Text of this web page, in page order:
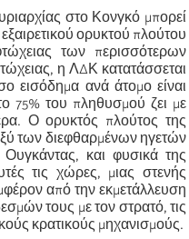
στο Κονγκό μπορεί
ορυκτού πλούτου
των περισσότερων
η ΛΔΚ κατατάσσεται
εισόδημα ανά άτομο είναι
75% του πληθυσμού ζει με
Ο ορυκτός πλούτος της
των διεφθαρμένων ηγετών
και φυσικά της
τις χώρες, μιας στενής
από την εκμετάλλευση
τους με τον στρατό, τις
κρατικούς μηχανισμούς.